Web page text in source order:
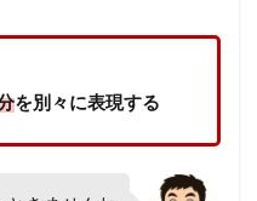
を別々に表現する